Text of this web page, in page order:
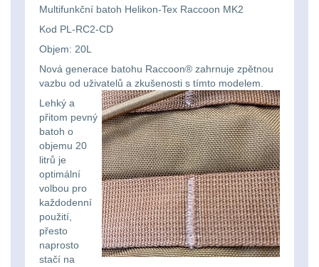
16340
baterie
Čelové
svetlá
čelovky
Taktické
svietidlá
Nabíjačky9
Náhradné diely
BATOHY A TAŠKY
(1563)
Turistické a expediční38
Městské batohy41
Batohy216
Méně než 10 L13
Multifunkční batoh Helikon-Tex Raccoon MK2
Kod PL-RC2-CD
Objem: 20L
Nová generace batohu Raccoon® zahrnuje zpětnou
vazbu od uživatelů a zkušenosti s tímto modelem.
Lehký a
přitom pevný
batoh o
objemu 20
litrů je
optimální
volbou pro
každodenní
použití,
přesto
naprosto
stačí na